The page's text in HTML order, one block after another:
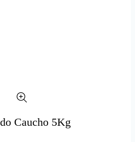
Caucho 5Kg